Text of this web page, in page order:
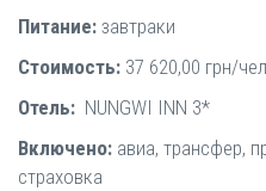
Питание: завтраки
Стоимость: 37 620,00 грн/чел
Отель: NUNGWI INN 3*
Включено: авиа, трансфер,
страховка